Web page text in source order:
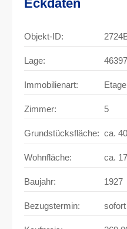
Eckdaten
Objekt-ID:
Lage:
Immobilienart:
Zimmer: 5
Grundstücksfläche: ca.
Wohnfläche: ca.
Baujahr: 1927
Bezugstermin: sofort